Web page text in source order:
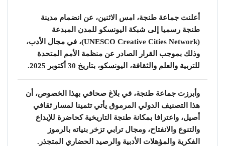
أعلنت جماعة طنجة، امس الاثنين، عن انضمام مدينة
طنجة رسميا إلى شبكة اليونسكو للمدن المبدعة
(UNESCO Creative Cities Network)، في مجال الأدب،
وذلك بموجب القرار الصادر عن منظمة الأمم المتحدة
للتربية والعلم والثقافة، اليونسكو، بتاريخ 30 أكتوبر 2025.
وأبرزت جماعة طنجة، في بلاغ صحافي بهذا الخصوص، أن
هذا التصنيف الدولي المرموق يأتي تثمينا لمسار ثقافي
أصيل، واعترافا بمكانة طنجة التاريخية كحاضرة للإبداع
والتنوع والانفتاح، ومجال ترابي تزخر بنياته بالرموز
الفكرية والمؤهلات الأدبية والرصيد الحضاري المتجذر.